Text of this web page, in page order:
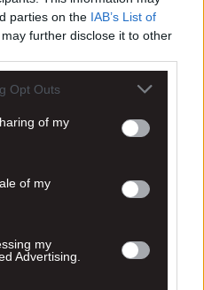
parties on the IAB’s List of
further disclose it to other
Opt Outs
of my
of my
my
Advertising.